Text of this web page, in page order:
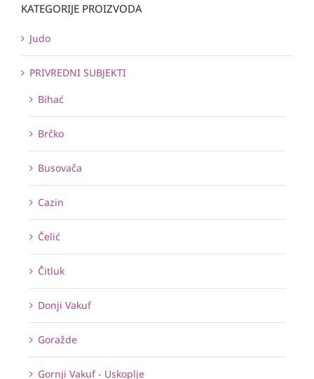
KATEGORIJE PROIZVODA
Judo
PRIVREDNI SUBJEKTI
Bihać
Brčko
Busovača
Cazin
Čelić
Čitluk
Donji Vakuf
Goražde
Gornji Vakuf - Uskoplje